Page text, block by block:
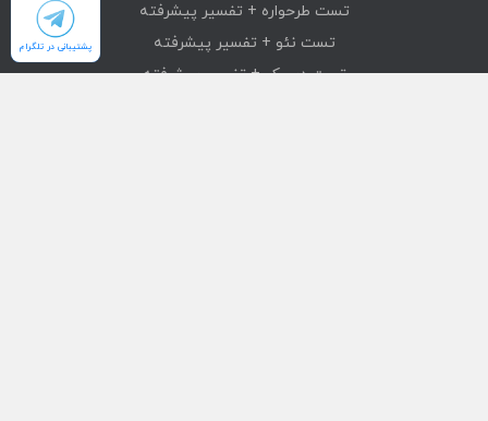
تست طرحواره + تفسیر پیشرفته
تست نئو + تفسیر پیشرفته
تست دیسک + تفسیر پیشرفته
پشتیبانی در تلگرام